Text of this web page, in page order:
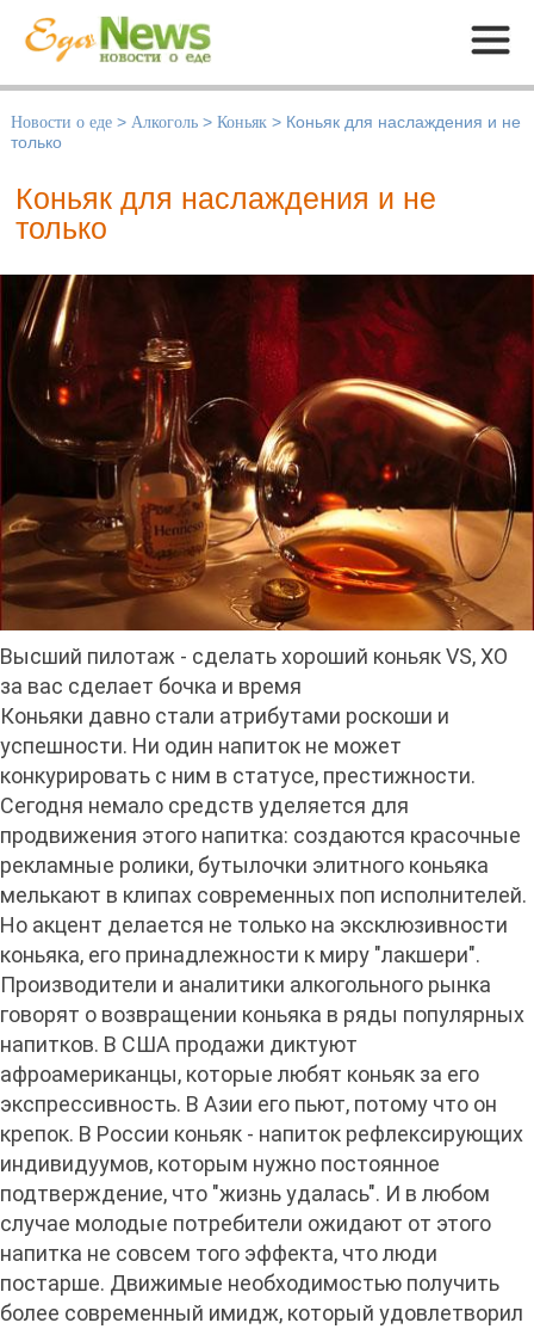
Меню
Новости о еде > Алкоголь > Коньяк > Коньяк для наслаждения и не
только
Коньяк для наслаждения и не
только
Высший пилотаж - сделать хороший коньяк VS, XO
за вас сделает бочка и время
Коньяки давно стали атрибутами роскоши и
успешности. Ни один напиток не может
конкурировать с ним в статусе, престижности.
Сегодня немало средств уделяется для
продвижения этого напитка: создаются красочные
рекламные ролики, бутылочки элитного коньяка
мелькают в клипах современных поп исполнителей.
Но акцент делается не только на эксклюзивности
коньяка, его принадлежности к миру "лакшери".
Производители и аналитики алкогольного рынка
говорят о возвращении коньяка в ряды популярных
напитков. В США продажи диктуют
афроамериканцы, которые любят коньяк за его
экспрессивность. В Азии его пьют, потому что он
крепок. В России коньяк - напиток рефлексирующих
индивидуумов, которым нужно постоянное
подтверждение, что "жизнь удалась". И в любом
случае молодые потребители ожидают от этого
напитка не совсем того эффекта, что люди
постарше. Движимые необходимостью получить
более современный имидж, который удовлетворил